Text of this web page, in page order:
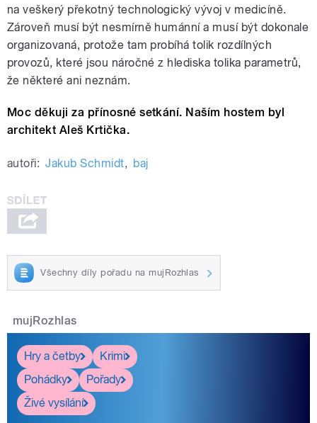
na veškerý překotný technologický vývoj v medicíně.
Zároveň musí být nesmírně humánní a musí být dokonale
organizovaná, protože tam probíhá tolik rozdílných
provozů, které jsou náročné z hlediska tolika parametrů,
že některé ani neznám.
Moc děkuji za přínosné setkání. Naším hostem byl
architekt Aleš Krtička.
autoři: Jakub Schmidt, baj
Všechny díly pořadu na mujRozhlas
mujRozhlas
Hry a četby
Krimi
Pohádky
Pořady
Živé vysílání